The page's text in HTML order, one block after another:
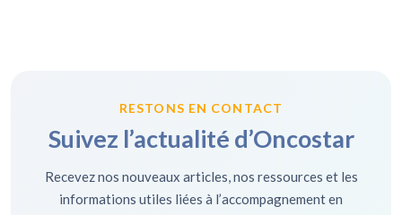
RESTONS EN CONTACT
Suivez l’actualité d’Oncostar
Recevez nos nouveaux articles, nos ressources et les
informations utiles liées à l’accompagnement en